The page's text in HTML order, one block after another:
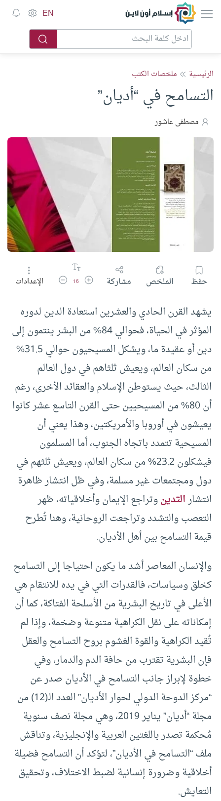
إسلام أون لاين EN
الرئيسية ملخصات الكتب
التسامح في “أديان”
مصطفى عاشور
حفظ الملخص مشاركة زيادة حجم الخط
16 تقليل حجم الخط
الإعدادات
يشهد القرن الحادي والعشرين استعادة الدين لدوره
المؤثر في الحياة، فحوالي 84% من البشر ينتمون إلى
دين أو عقيدة ما، ويشكل المسيحيون حوالي 31.5%
من سكان العالم، ويعيش ثلثاهم في دول العالم
الثالث، حيث يستوطن الإسلام والعقائد الأخرى، رغم
أن 80% من المسيحيين حتى القرن التاسع عشر كانوا
يعيشون في أوروبا والأمريكتين، وهذا يعني أن
المسيحية تتمدد باتجاه الجنوب، أما المسلمون
فيشكلون 23.2% من سكان العالم، ويعيش ثلثهم في
دول ومجتمعات غير مسلمة، وفي ظل انتشار ظاهرة
انتشارالتدينوتراجع الإيمان وأخلاقياته، ظهر
التعصب والتشدد وتراجعت الروحانية، وهنا تُطرح
قيمة التسامح بين أهل الأديان.
والإنسان المعاصر أشد ما يكون احتياجا إلى التسامح
كخلق وسياسات، فالقدرات التي في يده للانتقام هي
الأعلى في تاريخ البشرية من الأسلحة الفتاكة، كما أن
إمكاناته على نقل الكراهية متنوعة وضخمة، وإذا لم
تُقيد الكراهية والقوة الغشوم بروح التسامح والعقل
فإن البشرية تقترب من حافة الدم والدمار، وفي
خطوة لإبراز جانب التسامح في الأديان صدر عن
“مركز الدوحة الدولي لحوار الأديان” العدد الـ(12) من
مجلة “أديان” يناير 2019، وهي مجلة نصف سنوية
مُحكمة تصدر باللغتين العربية والإنجليزية، وتناقش
ملف “التسامح في الأديان”، لتؤكد أن التسامح فضيلة
أخلاقية وضرورة إنسانية لضبط الاختلاف، وتحقيق
التعايش.